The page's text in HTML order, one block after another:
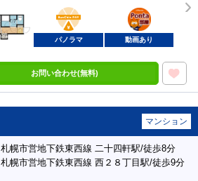
BunChinPAY
ポンタ
部屋
パノラマ 動画あり
お問い合わせ(無料)
マンション
札幌市営地下鉄東西線 二十四軒駅/徒歩8分
札幌市営地下鉄東西線 西２８丁目駅/徒歩9分